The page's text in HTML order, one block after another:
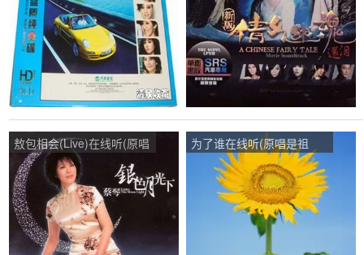
敖包相会(Live)在线听(原唱
是蔡琴)，在水一方演唱点
播:48次
为了谁在线听(原唱是祖
海)，在水一方演唱点播:26